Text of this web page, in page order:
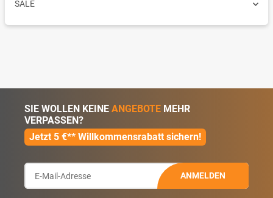
SALE
SIE WOLLEN KEINE ANGEBOTE MEHR
VERPASSEN?
Jetzt 5 €** Willkommensrabatt sichern!
ANMELDEN